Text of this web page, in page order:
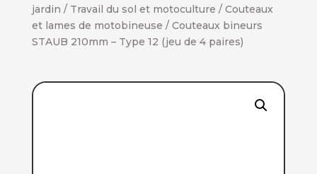
jardin / Travail du sol et motoculture / Couteaux
et lames de motobineuse / Couteaux bineurs
STAUB 210mm – Type 12 (jeu de 4 paires)